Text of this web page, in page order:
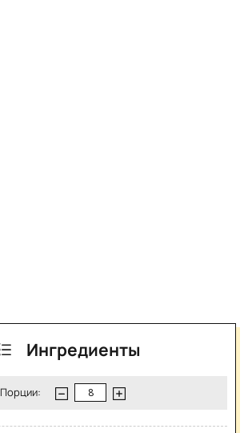
Ингредиенты
Порции: